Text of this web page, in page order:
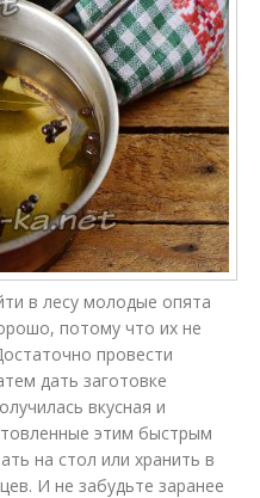
в лесу молодые опята
потому что их не
провести
дать заготовке
вкусная и
этим быстрым
на стол или хранить в
И не забудьте заранее